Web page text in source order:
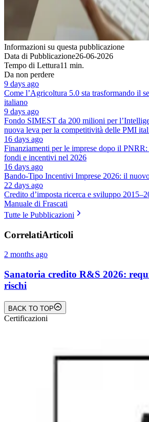
Informazioni su questa pubblicazione
Data di Pubblicazione26-06-2026
Tempo di Lettura11 min.
Da non perdere
9 days ago
Come l’Agricoltura 5.0 sta trasformando il
italiano
9 days ago
Fondo SIMEST da 200 milioni per
nuova leva per la competitività delle PMI
16 days ago
Finanziamenti per le imprese dopo il
fondi e incentivi nel 2026
16 days ago
Bando-Tipo Incentivi Imprese 2026: il
22 days ago
Credito d’imposta ricerca e sviluppo
Manuale di Frascati
Tutte le Pubblicazioni
CorrelatiArticoli
2 months ago
Sanatoria credito R&S 2026:
rischi
BACK TO TOP
Certificazioni